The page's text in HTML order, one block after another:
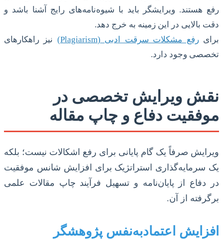
رفع هستند. ویرایشگر باید با شیوه‌نامه‌های رایج آشنا باشد و
دقت بالایی در این زمینه به خرج دهد.
برایرفع مشکلات سرقت ادبی (Plagiarism)
نیز راهکارهای
تخصصی وجود دارد.
نقش ویرایش تخصصی در
موفقیت دفاع و چاپ مقاله
ویرایش صرفاً یک گام پایانی برای رفع اشکالات نیست؛ بلکه
یک سرمایه‌گذاری استراتژیک برای افزایش شانس موفقیت
در دفاع از پایان‌نامه و تسهیل فرآیند چاپ مقالات علمی
برگرفته از آن.
افزایش اعتمادبه‌نفس پژوهشگر